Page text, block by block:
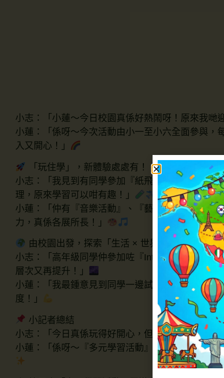
小志：「小蓮～今日校園真係好熱鬧呀！原來我哋
小蓮：「係呀～今次活動由小一至小六全面參與，
入又開心！」
「玩住學」，新體驗處處有！
小志：「我見到有同學參加『紙飛機製作』、『
理，原來學習可以咁有趣！」
小蓮：「仲有『音樂活動』、『藝術創作』同『
力，真係各展所長！」
由校園出發，探索「生活 × 世界 × 宇宙」
小志：「高年級同學仲參加咗『Interstellar
層次又再提升！」
小蓮：「我最鍾意見到同學一邊試、一邊諗，失
度！」
小記者總結
小志：「今日真係玩得好開心，但更重要嘅係——
小蓮：「係呀～『多元學習活動』幫我哋發現自